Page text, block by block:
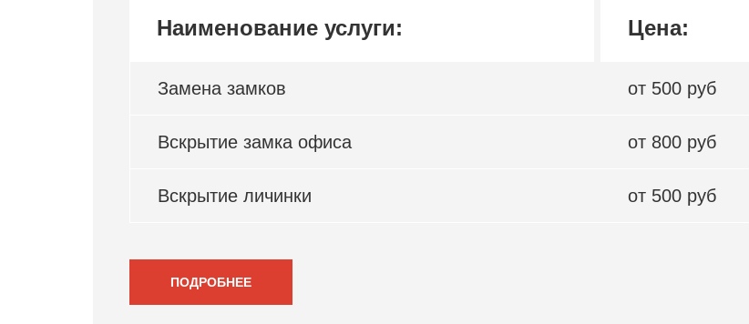
Наименование услуги: Цена:
Замена замков от 500 руб
Вскрытие замка офиса от 800 руб
Вскрытие личинки от 500 руб
ПОДРОБНЕЕ